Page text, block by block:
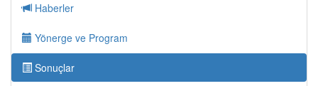
Haberler
Yönerge ve Program
Sonuçlar